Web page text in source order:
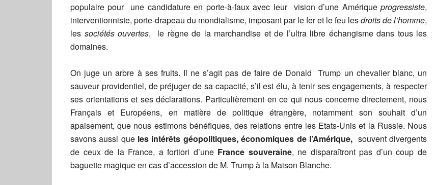
populaire pour une candidature en porte-à-faux avec leur vision d’une Amérique progressiste,
interventionniste, porte-drapeau du mondialisme, imposant par le fer et le feu lesdroits de l’homme,
les sociétés ouvertes, le règne de la marchandise et de l’ultra libre échangisme dans tous les
domaines.
On juge un arbre à ses fruits. Il ne s’agit pas de faire de Donald Trump un chevalier blanc, un
sauveur providentiel, de préjuger de sa capacité, s’il est élu, à tenir ses engagements, à respecter
ses orientations et ses déclarations. Particulièrement en ce qui nous concerne directement, nous
Français et Européens, en matière de politique étrangère, notamment son souhait d’un
apaisement, que nous estimons bénéfiques, des relations entre les Etats-Unis et la Russie. Nous
savons aussi que les intérêts géopolitiques, économiques de l’Amérique,souvent divergents
de ceux de la France, a fortiori d’une France souveraine, ne disparaîtront pas d’un coup de
baguette magique en cas d’accession de M. Trump à la Maison Blanche.